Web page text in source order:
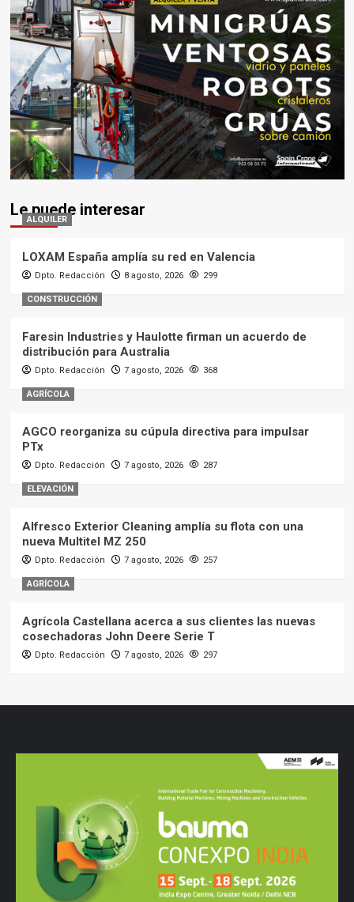
Le puede interesar
ALQUILER
LOXAM España amplía su red en Valencia
Dpto. Redacción 8 agosto, 2026 299
CONSTRUCCIÓN
Faresin Industries y Haulotte firman un acuerdo de
distribución para Australia
Dpto. Redacción 7 agosto, 2026 368
AGRÍCOLA
AGCO reorganiza su cúpula directiva para impulsar
PTx
Dpto. Redacción 7 agosto, 2026 287
ELEVACIÓN
Alfresco Exterior Cleaning amplía su flota con una
nueva Multitel MZ 250
Dpto. Redacción 7 agosto, 2026 257
AGRÍCOLA
Agrícola Castellana acerca a sus clientes las nuevas
cosechadoras John Deere Serie T
Dpto. Redacción 7 agosto, 2026 297